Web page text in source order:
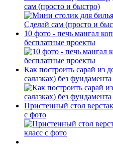
сам (просто и быстро)
10 фото - печь мангал
бесплатные проекты
Как построить сарай
салазках) без фундамента
Пристенный стол
с фото